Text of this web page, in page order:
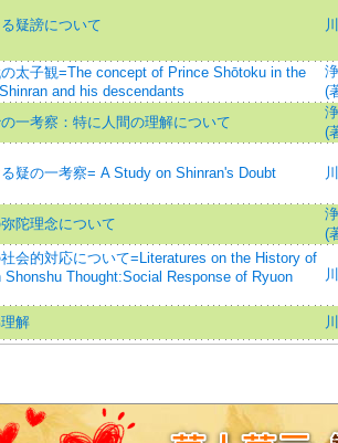
疑謗について
太子観=The concept of Prince Shōtoku in the
and his descendants
(
一考察：特に人間の理解について
(
疑の一考察= A Study on Shinran's Doubt
陀理念について
(
会的対応について=Literatures on the History of
Shonshu Thought:Social Response of Ryuon
解